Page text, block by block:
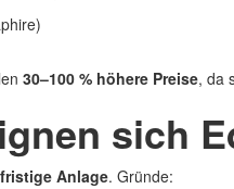
30–100 % höhere Preise, da
sich
Anlage. Gründe: